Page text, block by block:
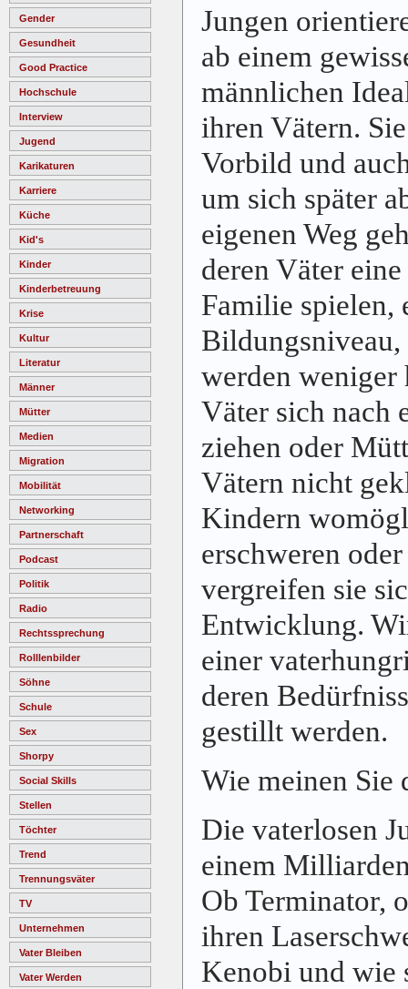
Gender
Gesundheit
Good Practice
Hochschule
Interview
Jugend
Karikaturen
Karriere
Küche
Kid's
Kinder
Kinderbetreuung
Krise
Kultur
Literatur
Männer
Mütter
Medien
Migration
Mobilität
Networking
Partnerschaft
Podcast
Politik
Radio
Rechtssprechung
Rolllenbilder
Söhne
Schule
Sex
Shorpy
Social Skills
Stellen
Töchter
Trend
Trennungsväter
TV
Unternehmen
Vater Bleiben
Vater Werden
Jungen
ab einem
männlichen
ihren Vätern.
Vorbild und
um sich später
eigenen Weg
deren Väter
Familie spielen,
Bildungsniveau,
werden
Väter sich nach
ziehen oder
Vätern nicht
Kindern
erschweren
vergreifen sie
Entwicklung.
einer
deren
gestillt werden.
Wie meinen Sie
Die vaterlosen
einem
Ob Terminator,
ihren
Kenobi und wie